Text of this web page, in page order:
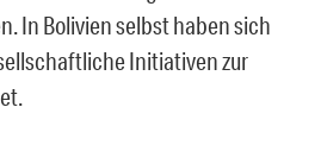
In Bolivien selbst haben sich
Initiativen zur